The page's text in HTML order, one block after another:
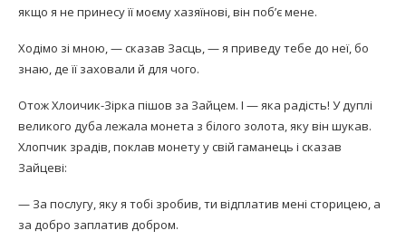
якщо я не принесу її моєму хазяїнові, він поб’є мене.
Ходімо зі мною, — сказав Засць, — я приведу тебе до неї, бо
знаю, де її заховали й для чого.
Отож Хлоичик-Зірка пішов за Зайцем. І — яка радість! У дуплі
великого дуба лежала монета з білого золота, яку він шукав.
Хлопчик зрадів, поклав монету у свій гаманець і сказав
Зайцеві:
— За послугу, яку я тобі зробив, ти відплатив мені сторицею, а
за добро заплатив добром.